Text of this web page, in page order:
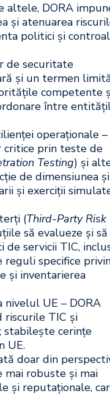
altele, DORA
și atenuarea
politici și
de securitate
și un termen
competente
între
operaționale –
critice prin teste de
Testing) și
de dimensiunea și
și exerciții
(Third-Party Risk
să evalueze și să
de servicii TIC,
specifice
și inventarierea
UE – DORA
TIC și
stabilește cerințe
UE.
doar din
mai robuste și mai
și reputaționale,